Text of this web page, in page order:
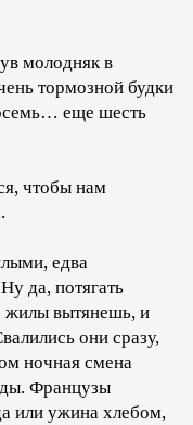
молодняк в
тормозной будки
еще шесть
чтобы нам
едва
да, потягать
жилы вытянешь, и
они сразу,
ночная смена
Французы
или ужина хлебом,